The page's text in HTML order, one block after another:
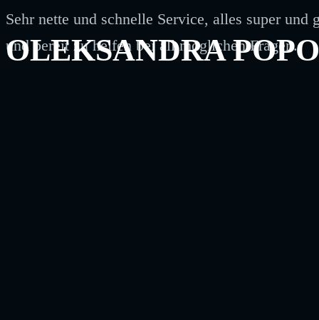
OLEKSANDRA
Sehr nette und schnelle Service, alles super
und bereit zu helfen bei all möglichen Fragen.